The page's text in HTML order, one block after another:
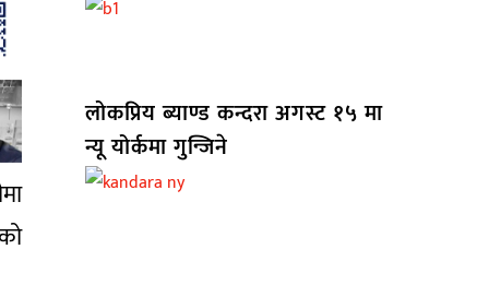
लोकप्रिय ब्याण्ड कन्दरा अगस्ट १५ मा
न्यू योर्कमा गुन्जिने